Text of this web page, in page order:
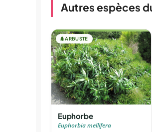
Autres espèces
🌲ARBUSTE
Euphorbe
Euphorbia mellifera